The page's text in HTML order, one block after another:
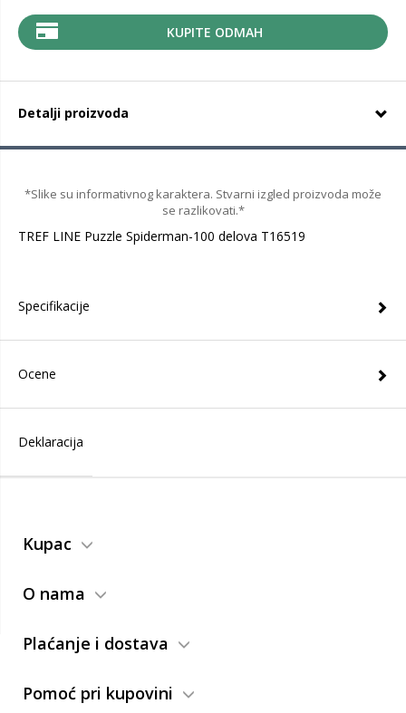
KUPITE ODMAH
Detalji proizvoda
*Slike su informativnog karaktera. Stvarni izgled proizvoda može
se razlikovati.*
TREF LINE Puzzle Spiderman-100 delova T16519
Specifikacije
Ocene
Deklaracija
Kupac
O nama
Plaćanje i dostava
Pomoć pri kupovini